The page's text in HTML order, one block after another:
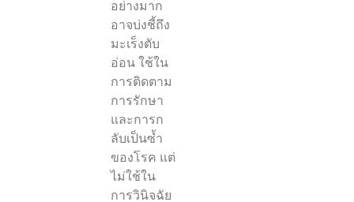
อย่างมาก
อาจบ่งชี้ถึง
มะเร็งตับ
อ่อน ใช้ใน
การติดตาม
การรักษา
และการก
ลับเป็นซ้ำ
ของโรค แต่
ไม่ใช้ใน
การวินิจฉัย